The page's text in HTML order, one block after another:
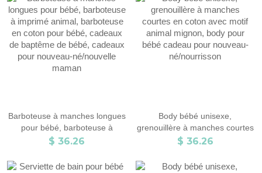
né/nouvelle maman
bébé, cadeau pour
bébés/nouveau-
né/nourrisson/enfants
Barboteuse à manches longues
pour bébé, barboteuse à
imprimé animal, barboteuse en
baptême de bébé, cadeaux
$ 36.26
Body bébé unisexe,
grenouillère à manches courtes
en coton avec motif animal
cadeau pour nouveau-
$ 36.26